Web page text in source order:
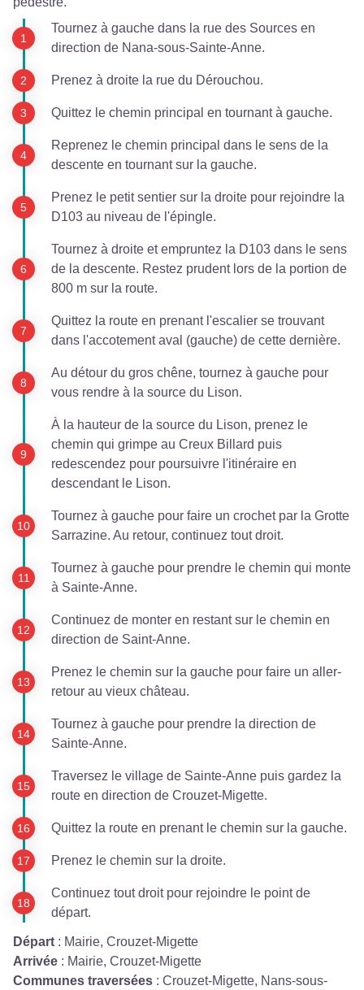
Tournez à gauche dans la rue des Sources en
direction de Nana-sous-Sainte-Anne.
Prenez à droite la rue du Dérouchou.
Quittez le chemin principal en tournant à gauche.
Reprenez le chemin principal dans le sens de la
descente en tournant sur la gauche.
Prenez le petit sentier sur la droite pour rejoindre la
D103 au niveau de l'épingle.
Tournez à droite et empruntez la D103 dans le sens
de la descente. Restez prudent lors de la portion de
800 m sur la route.
Quittez la route en prenant l'escalier se trouvant
dans l'accotement aval (gauche) de cette dernière.
Au détour du gros chêne, tournez à gauche pour
vous rendre à la source du Lison.
À la hauteur de la source du Lison, prenez le
chemin qui grimpe au Creux Billard puis
redescendez pour poursuivre l'itinéraire en
descendant le Lison.
Tournez à gauche pour faire un crochet par la Grotte
Sarrazine. Au retour, continuez tout droit.
Tournez à gauche pour prendre le chemin qui monte
à Sainte-Anne.
Continuez de monter en restant sur le chemin en
direction de Saint-Anne.
Prenez le chemin sur la gauche pour faire un aller-
retour au vieux château.
Tournez à gauche pour prendre la direction de
Sainte-Anne.
Traversez le village de Sainte-Anne puis gardez la
route en direction de Crouzet-Migette.
Quittez la route en prenant le chemin sur la gauche.
Prenez le chemin sur la droite.
Continuez tout droit pour rejoindre le point de
départ.
Départ : Mairie, Crouzet-Migette
Arrivée : Mairie, Crouzet-Migette
Communes traversées : Crouzet-Migette, Nans-sous-